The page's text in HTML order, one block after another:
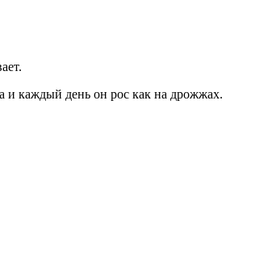
и каждый день он рос как на дрожжах.